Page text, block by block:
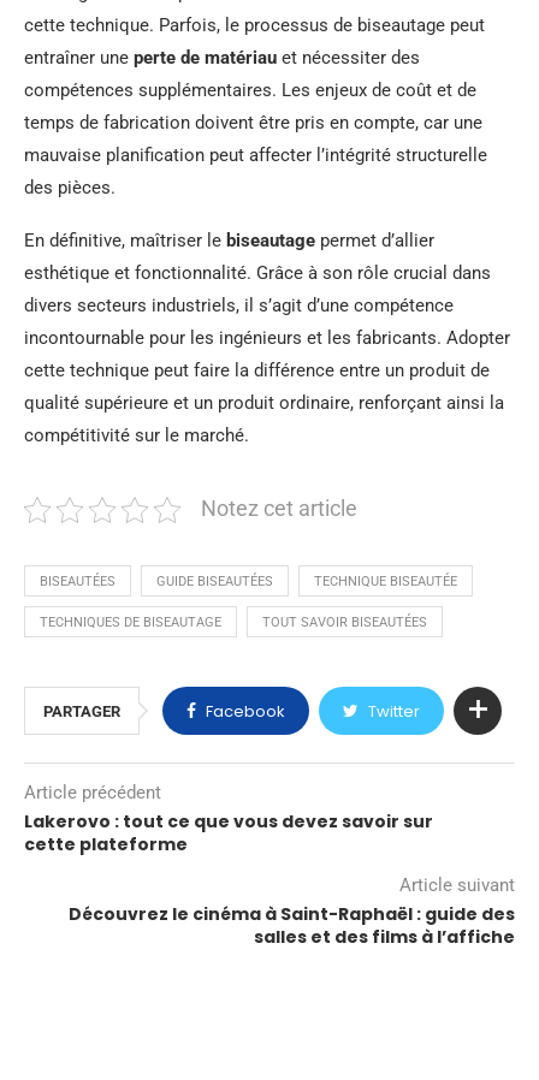
cette technique. Parfois, le processus de biseautage peut
entraîner une perte de matériau et nécessiter des
compétences supplémentaires. Les enjeux de coût et de
temps de fabrication doivent être pris en compte, car une
mauvaise planification peut affecter l’intégrité structurelle
des pièces.
En définitive, maîtriser le biseautage permet d’allier
esthétique et fonctionnalité. Grâce à son rôle crucial dans
divers secteurs industriels, il s’agit d’une compétence
incontournable pour les ingénieurs et les fabricants. Adopter
cette technique peut faire la différence entre un produit de
qualité supérieure et un produit ordinaire, renforçant ainsi la
compétitivité sur le marché.
Notez cet article
BISEAUTÉES GUIDE BISEAUTÉES TECHNIQUE BISEAUTÉE
TECHNIQUES DE BISEAUTAGE TOUT SAVOIR BISEAUTÉES
PARTAGER Facebook Twitter
Article précédent
Lakerovo : tout ce que vous devez savoir sur
cette plateforme
Article suivant
Découvrez le cinéma à Saint-Raphaël : guide des
salles et des films à l’affiche